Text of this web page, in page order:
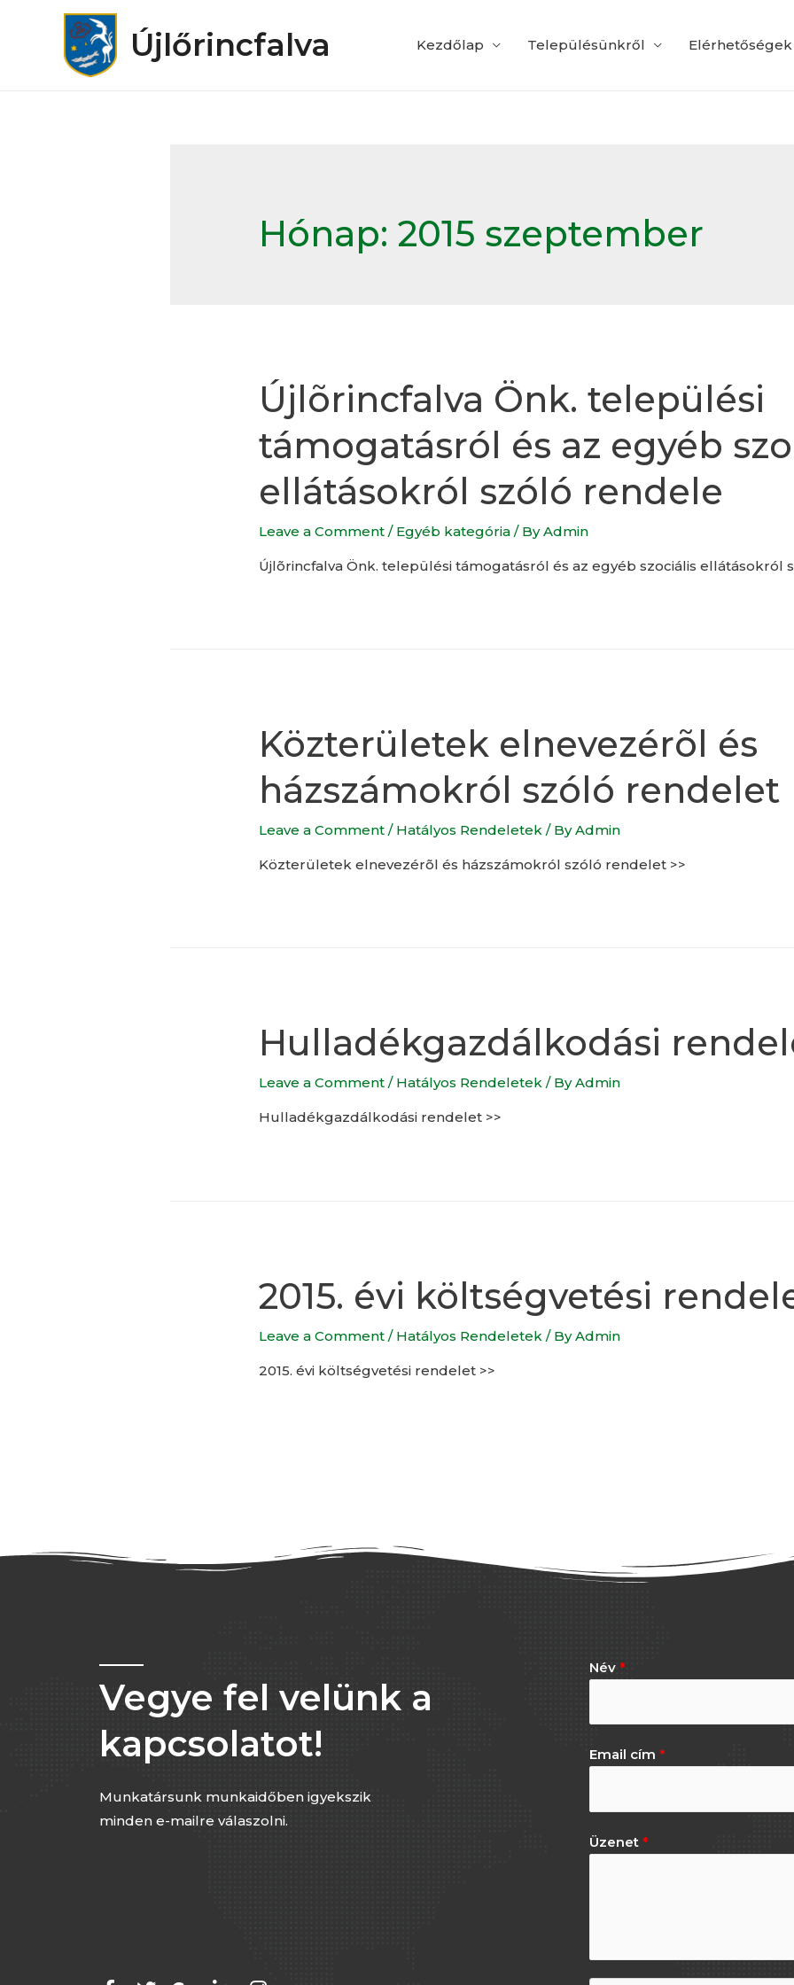
Újlőrincfalva Kezdőlap Településünkről Elérhetőségek
Hónap:2015 szeptember
Újlõrincfalva Önk. települési
támogatásról és az egyéb
ellátásokról szóló rendele
Leave a Comment / Egyéb kategória / ByAdmin
Újlõrincfalva Önk. települési támogatásról és az egyéb szociális ellátásokról
Közterületek elnevezérõl és
házszámokról szóló rendelet
Leave a Comment / Hatályos Rendeletek / ByAdmin
Közterületek elnevezérõl és házszámokról szóló rendelet >>
Hulladékgazdálkodási
Leave a Comment / Hatályos Rendeletek / ByAdmin
Hulladékgazdálkodási rendelet >>
2015. évi költségvetési
Leave a Comment / Hatályos Rendeletek / ByAdmin
2015. évi költségvetési rendelet >>
Vegye fel velünk a
kapcsolatot!
Munkatársunk munkaidőben igyekszik
minden e-mailre válaszolni.
Név *
Email cím *
Üzenet *